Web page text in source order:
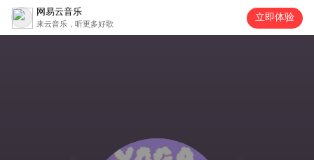
网易云音乐
来云音乐，听更多好歌
立即体验